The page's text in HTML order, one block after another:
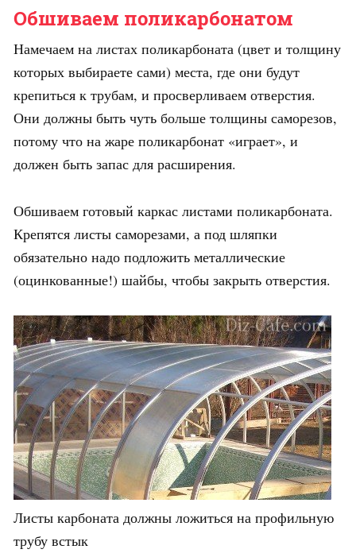
Обшиваем поликарбонатом
Намечаем на листах поликарбоната (цвет и толщину
которых выбираете сами) места, где они будут
крепиться к трубам, и просверливаем отверстия.
Они должны быть чуть больше толщины саморезов,
потому что на жаре поликарбонат «играет», и
должен быть запас для расширения.
Обшиваем готовый каркас листами поликарбоната.
Крепятся листы саморезами, а под шляпки
обязательно надо подложить металлические
(оцинкованные!) шайбы, чтобы закрыть отверстия.
Листы карбоната должны ложиться на профильную
трубу встык